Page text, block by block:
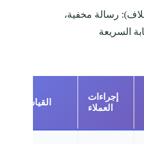
رسالة مخفية،
السريعة
إجراءات
العملاء
القياس